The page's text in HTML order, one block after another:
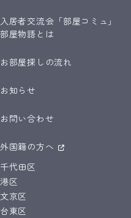
入居者交流会「部屋コミュ」
部屋物語とは
お部屋探しの流れ
お知らせ
お問い合わせ
外国籍の方へ
千代田区
港区
文京区
台東区